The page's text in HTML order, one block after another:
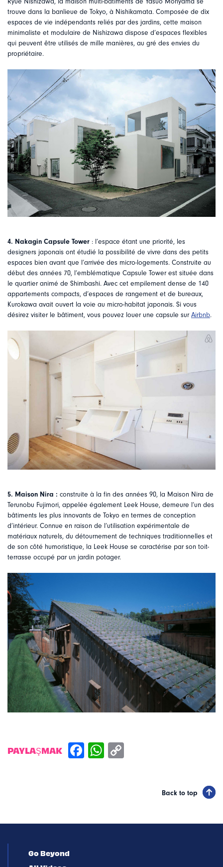
trouve dans la banlieue de Tokyo, à Nishikamata. Composée de dix
espaces de vie indépendants reliés par des jardins, cette maison
minimaliste et modulaire de Nishizawa dispose d’espaces flexibles
qui peuvent être utilisés de mille manières, au gré des envies du
propriétaire.
4. Nakagin Capsule Tower : l’espace étant une priorité, les
designers japonais ont étudié la possibilité de vivre dans des petits
espaces bien avant que l’arrivée des micro-logements. Construite au
début des années 70, l’emblématique Capsule Tower est située dans
le quartier animé de Shimbashi. Avec cet empilement dense de 140
appartements compacts, d’espaces de rangement et de bureaux,
Kurokawa avait ouvert la voie au micro-habitat japonais. Si vous
désirez visiter le bâtiment, vous pouvez louer une capsule surAirbnb.
5. Maison Nira : construite à la fin des années 90, la Maison Nira de
Terunobu Fujimori, appelée également Leek House, demeure l’un des
bâtiments les plus innovants de Tokyo en termes de conception
d’intérieur. Connue en raison de l’utilisation expérimentale de
matériaux naturels, du détournement de techniques traditionnelles et
de son côté humoristique, la Leek House se caractérise par son toit-
terrasse occupé par un jardin potager.
PAYLAŞMAK
Back to top
Go Beyond